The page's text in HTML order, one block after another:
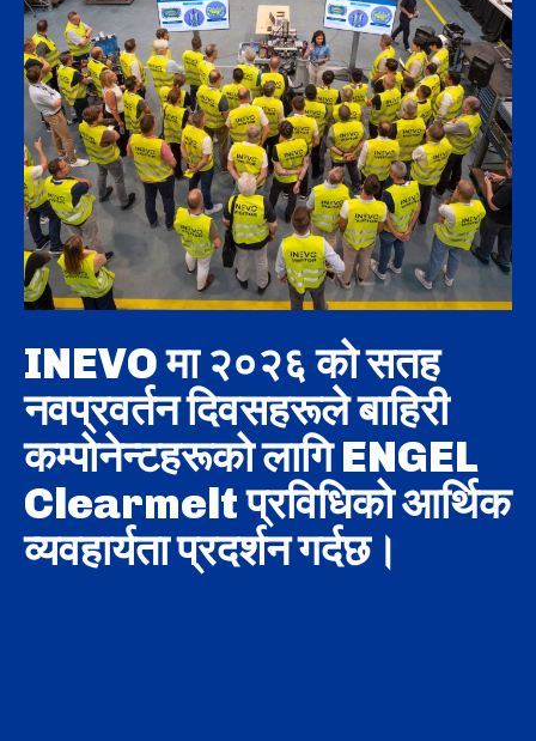
INEVO मा २०२६ को सतह
नवप्रवर्तन दिवसहरूले बाहिरी
कम्पोनेन्टहरूको लागि ENGEL
Clearmelt प्रविधिको आर्थिक
व्यवहार्यता प्रदर्शन गर्दछ।